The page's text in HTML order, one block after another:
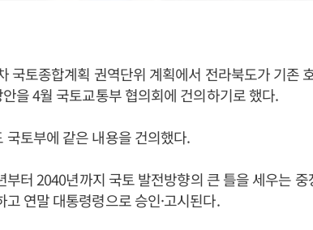
국토종합계획 권역단위 계획에서 전라북도가 기존
을 4월 국토교통부 협의회에 건의하기로 했다.
토부에 같은 내용을 건의했다.
터 2040년까지 국토 발전방향의 큰 틀을 세우는
연말 대통령령으로 승인·고시된다.